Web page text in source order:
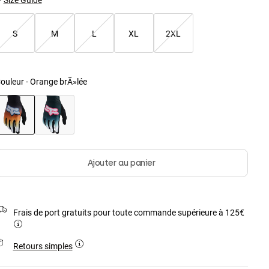
S M L XL 2XL
-Orange brÃ»lée
Ajouter au panier
Frais de port gratuits pour toute commande supérieure à 125€
Retours simples